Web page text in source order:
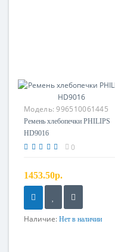
Модель:996510061445
Ремень хлебопечки PHILIPS
HD9016
0
1453.50р.
Наличие: Нет в наличии